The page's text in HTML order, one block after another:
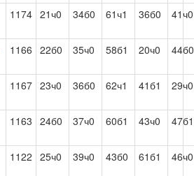
1174 21ч0 34б0 61ч1 36б0 41ч0
1166 22б0 35ч0 58б1 20ч0 44б0
1167 23ч0 36б0 62ч1 41б1 29ч0
1163 24б0 37ч0 60б1 43ч0 47б1
1122 25ч0 39ч0 43б0 61б1 46ч0